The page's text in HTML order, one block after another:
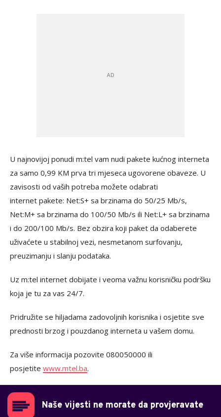
U najnovijoj ponudi m:tel vam nudi pakete kućnog interneta
za samo 0,99 KM prva tri mjeseca ugovorene obaveze. U
zavisosti od vaših potreba možete odabrati
internet pakete: Net:S+ sa brzinama do 50/25 Mb/s,
Net:M+ sa brzinama do 100/50 Mb/s ili Net:L+ sa brzinama
i do 200/100 Mb/s. Bez obzira koji paket da odaberete
uživaćete u stabilnoj vezi, nesmetanom surfovanju,
preuzimanju i slanju podataka.
Uz m:tel internet dobijate i veoma važnu korisničku podršku
koja je tu za vas 24/7.
Pridružite se hiljadama zadovoljnih korisnika i osjetite sve
prednosti brzog i pouzdanog interneta u vašem domu.
Za više informacija pozovite 080050000 ili
posjetite www.mtel.ba.
Naše vijesti ne morate da provjeravate